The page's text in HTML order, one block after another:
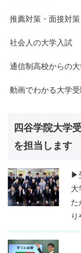
推薦対策・面接対策
社会人の大学入試
通信制高校からの
動画でわかる大学受
四谷学院大学
を担当します
▶
大
た
り